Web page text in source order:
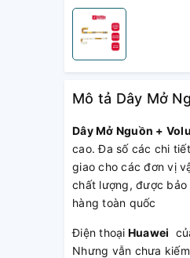
Mô tả Dây Mở
Dây Mở Nguồn +
cao. Đa số các chi
giao cho các đơn vị
chất lượng, được bảo
hàng toàn quốc
Điện thoại Huawei
Nhưng vẫn chưa